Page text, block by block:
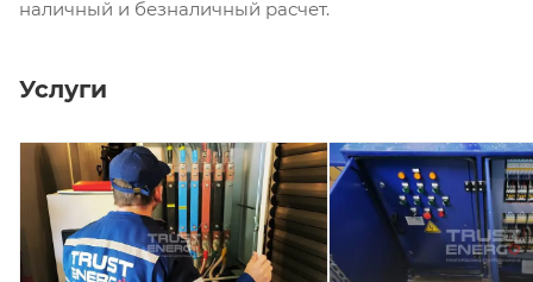
наличный и безналичный расчет.
Услуги